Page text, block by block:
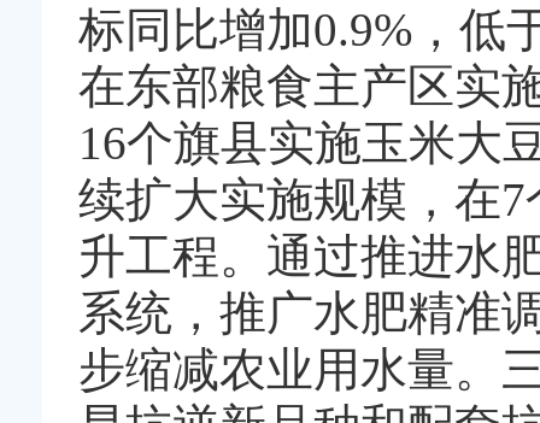
标同比增加0.9%，低
在东部粮食主产区实
16个旗县实施玉米大
续扩大实施规模，在
升工程。通过推进水
系统，推广水肥精准
步缩减农业用水量。